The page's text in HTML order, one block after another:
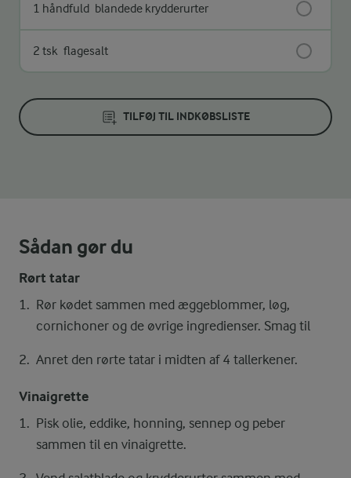
1 håndfuld blandede krydderurter
2 tsk flagesalt
TILFØJ TIL INDKØBSLISTE
Sådan gør du
Rørt tatar
Rør kødet sammen med æggeblommer, løg,
cornichoner og de øvrige ingredienser. Smag til
Anret den rørte tatar i midten af 4 tallerkener.
Vinaigrette
Pisk olie, eddike, honning, sennep og peber
sammen til en vinaigrette.